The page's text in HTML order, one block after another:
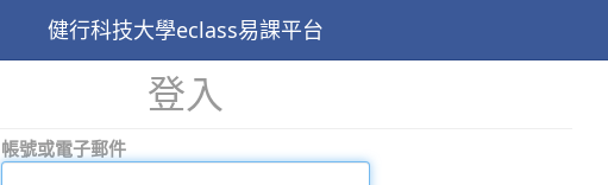
健行科技大學eclass易課平台
登入
帳號或電子郵件